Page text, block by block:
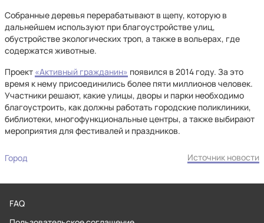
Собранные деревья перерабатывают в щепу, которую в
дальнейшем используют при благоустройстве улиц,
обустройстве экологических троп, а также в вольерах, где
содержатся животные.
Проект «Активный гражданин» появился в 2014 году. За это
время к нему присоединились более пяти миллионов человек.
Участники решают, какие улицы, дворы и парки необходимо
благоустроить, как должны работать городские поликлиники,
библиотеки, многофункциональные центры, а также выбирают
мероприятия для фестивалей и праздников.
Город Источник новости
FAQ